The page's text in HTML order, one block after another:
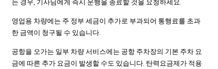
는 경우, 기사님에게 즉시 운행을 종료할 것을 요청하세요.
영업용 차량에는 주 정부 세금이 추가로 부과되어 통행료를 초과
한 금액이 청구될 수 있습니다.
공항을 오가는 일부 차량 서비스에는 공항 주차장의 기본 주차 요
금에 따른 추가 요금이 발생할 수도 있습니다. 탄력요금제가 적용